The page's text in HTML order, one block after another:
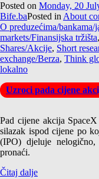
Posted on Monday, 20
Bife.baPosted in About
O preduzećima/bankama/
markets/Finansijska tržišta,
Shares/Akcije, Short
exchange/Berza, Think
lokalno
Uzroci pada cijene
Pad cijene akcija
silazak ispod cijene po
(IPO) djeluje
pronaći.
Čitaj dalje